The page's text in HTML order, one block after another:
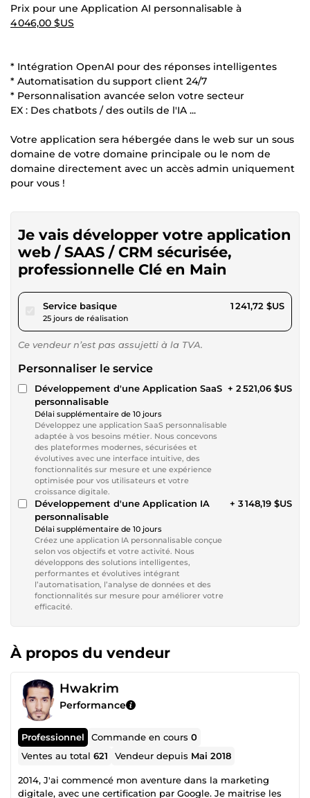
Prix pour une Application AI personnalisable à
4 046,00 $US
* Intégration OpenAI pour des réponses intelligentes
* Automatisation du support client 24/7
* Personnalisation avancée selon votre secteur
EX : Des chatbots / des outils de l'IA ...
Votre application sera hébergée dans le web sur un sous
domaine de votre domaine principale ou le nom de
domaine directement avec un accès admin uniquement
pour vous !
Je vais développer votre application
web / SAAS / CRM sécurisée,
professionnelle Clé en Main
Service basiquepour 1 144,44 $US
25 jours de réalisation
1 241,72 $US
Ce vendeur n’est pas assujetti à la TVA.
Personnaliser le service
Développement d'une Application SaaS
personnalisable
Délai supplémentaire de 10 jours
Développez une application SaaS personnalisable
adaptée à vos besoins métier. Nous concevons
des plateformes modernes, sécurisées et
évolutives avec une interface intuitive, des
fonctionnalités sur mesure et une expérience
optimisée pour vos utilisateurs et votre
croissance digitale.
+ 2 521,06 $US
Développement d'une Application IA
personnalisable
Délai supplémentaire de 10 jours
Créez une application IA personnalisable conçue
selon vos objectifs et votre activité. Nous
développons des solutions intelligentes,
performantes et évolutives intégrant
l’automatisation, l’analyse de données et des
fonctionnalités sur mesure pour améliorer votre
efficacité.
+ 3 148,19 $US
À propos du vendeur
Hwakrim
Performance
Professionnel Commande en cours0
Ventes au total621 Vendeur depuis Mai 2018
2014, J'ai commencé mon aventure dans la marketing
digitale, avec une certification par Google. Je maitrise les